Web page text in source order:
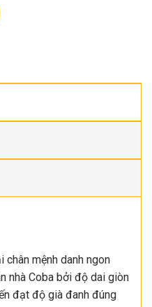
chân mệnh danh ngon
nhà Coba bởi độ dai giòn
đạt độ già đanh đúng